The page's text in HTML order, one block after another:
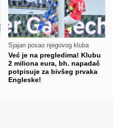
Sjajan posao njegovog kluba
Već je na pregledima! Klubu
2 miliona eura, bh. napadač
potpisuje za bivšeg prvaka
Engleske!